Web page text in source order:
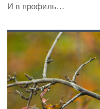
И в профиль…